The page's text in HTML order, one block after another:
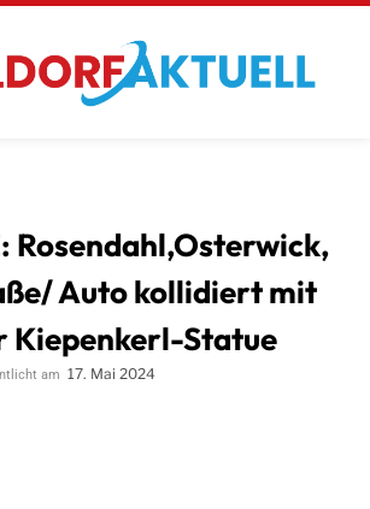
Rosendahl,Osterwick,
Auto kollidiert mit
Kiepenkerl-Statue
am 17. Mai 2024